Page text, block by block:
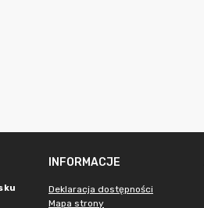
INFORMACJE
Deklaracja dostępności
Mapa strony